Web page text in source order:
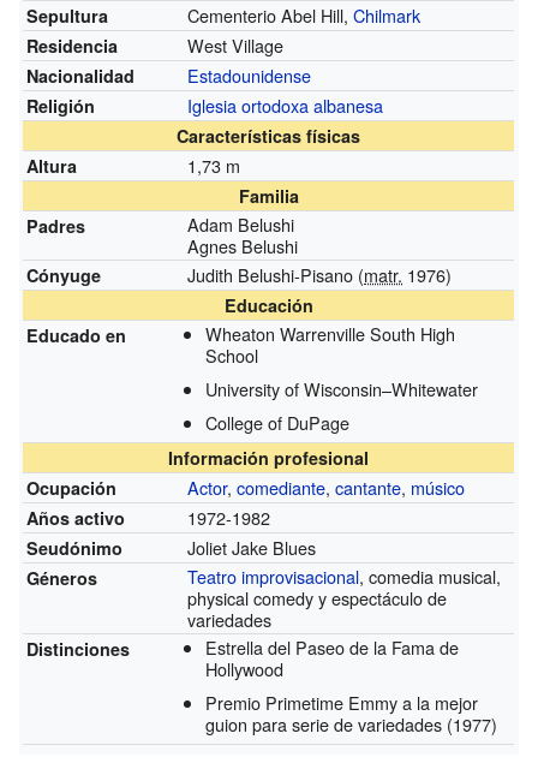
Sepultura Cementerio Abel Hill,Chilmark
Residencia West Village
Nacionalidad Estadounidense
Religión Iglesia ortodoxa albanesa
Características físicas
Altura
1,73 m
Familia
Padres
Adam Belushi
Agnes Belushi
Cónyuge Judith Belushi-Pisano (matr. 1976)
Educación
Educado en
Wheaton Warrenville South High
School
University of Wisconsin–Whitewater
College of DuPage
Información profesional
Ocupación
Actor,comediante,cantante, músico
Años activo 1972-1982
Seudónimo Joliet Jake Blues
Géneros Teatro improvisacional, comedia musical,
physical comedy y espectáculo de
variedades
Distinciones
Estrella del Paseo de la Fama de
Hollywood
Premio Primetime Emmy a la mejor
guion para serie de variedades (1977)